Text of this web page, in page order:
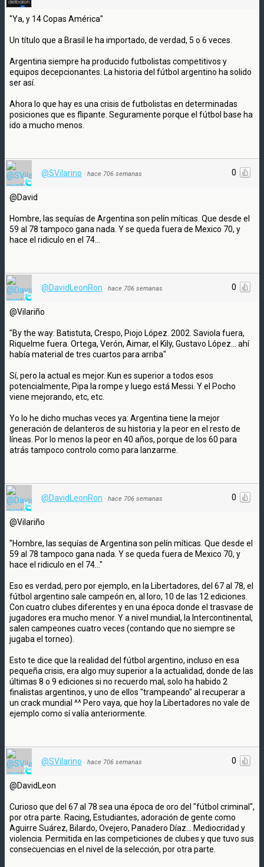
"Ya, y 14 Copas América"
Un título que a Brasil le ha importado, de verdad, 5 o 6 veces.
Argentina siempre ha producido futbolistas competitivos y
equipos decepcionantes. La historia del fútbol argentino ha solido
ser así.
Ahora lo que hay es una crisis de futbolistas en determinadas
posiciones que es flipante. Seguramente porque el fútbol base ha
ido a mucho menos.
0
@SVilarino · hace 706 semanas
@David
Hombre, las sequías de Argentina son pelín míticas. Que desde el
59 al 78 tampoco gana nada. Y se queda fuera de Mexico 70, y
hace el ridiculo en el 74...
0
@DavidLeonRon · hace 706 semanas
@Vilariño
"By the way: Batistuta, Crespo, Piojo López. 2002. Saviola fuera,
Riquelme fuera. Ortega, Verón, Aimar, el Kily, Gustavo López... ahí
había material de tres cuartos para arriba"
Sí, pero la actual es mejor. Kun es superior a todos esos
potencialmente, Pipa la rompe y luego está Messi. Y el Pocho
viene mejorando, etc, etc.
Yo lo he dicho muchas veces ya: Argentina tiene la mejor
generación de delanteros de su historia y la peor en el resto de
líneas. Por lo menos la peor en 40 años, porque de los 60 para
atrás tampoco controlo como para lanzarme.
0
@DavidLeonRon · hace 706 semanas
@Vilariño
"Hombre, las sequías de Argentina son pelín míticas. Que desde el
59 al 78 tampoco gana nada. Y se queda fuera de Mexico 70, y
hace el ridiculo en el 74..."
Eso es verdad, pero por ejemplo, en la Libertadores, del 67 al 78, el
fútbol argentino sale campeón en, al loro, 10 de las 12 ediciones.
Con cuatro clubes diferentes y en una época donde el trasvase de
jugadores era mucho menor. Y a nivel mundial, la Intercontinental,
salen campeones cuatro veces (contando que no siempre se
jugaba el torneo).
Esto te dice que la realidad del fútbol argentino, incluso en esa
pequeña crisis, era algo muy superior a la actualidad, donde de las
últimas 8 o 9 ediciones si no recuerdo mal, solo ha habido 2
finalistas argentinos, y uno de ellos "trampeando" al recuperar a
un crack mundial ^^ Pero vaya, que hoy la Libertadores no vale de
ejemplo como sí valía anteriormente.
0
@SVilarino · hace 706 semanas
@DavidLeon
Curioso que del 67 al 78 sea una época de oro del "fútbol criminal",
por otra parte. Racing, Estudiantes, adoración de gente como
Aguirre Suárez, Bilardo, Ovejero, Panadero Díaz... Mediocridad y
violencia. Permitida en las competiciones de clubes y que tuvo sus
consecuencias en el nivel de la selección, por otra parte.